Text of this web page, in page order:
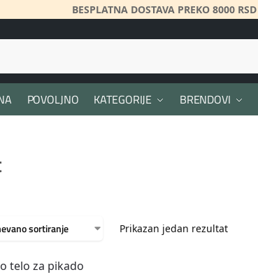
BESPLATNA DOSTAVA PREKO 8000 RSD
POVOLJNO KATEGORIJE BRENDOVI
Prikazan jedan rezultat